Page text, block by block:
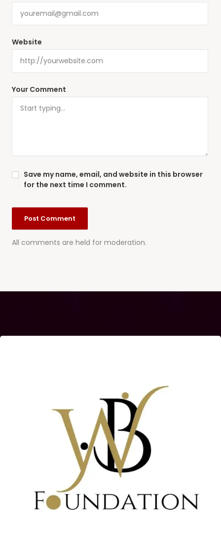
Your Comment
All comments are held for moderation.
Website
Save my name, email, and website in this browser
for the next time I comment.